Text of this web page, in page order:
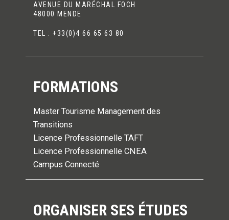
AVENUE DU MARÉCHAL FOCH
48000 MENDE
TEL : +33(0)4 66 65 63 80
FORMATIONS
Master Tourisme Management des
Transitions
Licence Professionnelle TAFT
Licence Professionnelle CNEA
Campus Connecté
ORGANISER SES ÉTUDES